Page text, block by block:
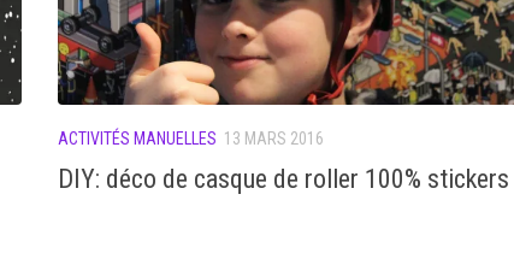
ACTIVITÉS MANUELLES 13 MARS 2016
DIY: déco de casque de roller 100% stickers